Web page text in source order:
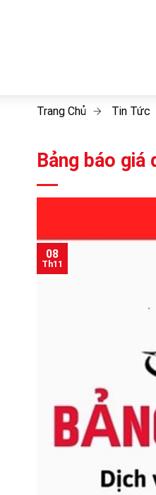
Trang Chủ Tin Tức
Bảng báo giá
08
Th11